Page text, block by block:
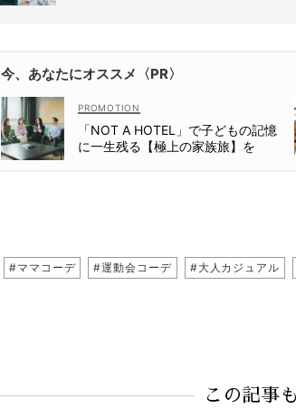
今、あなたにオススメ〈PR〉
「NOT A HOTEL」で子どもの記憶
に一生残る【極上の家族旅】を
#ママコーデ #運動会コーデ #大人カジュアル
この記事